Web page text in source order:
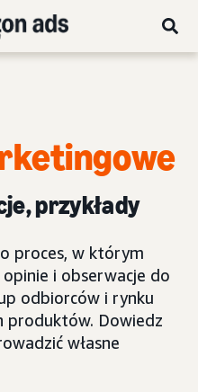
przykłady
proces, w którym
i obserwacje do
odbiorców i rynku
produktów. Dowiedz
własne